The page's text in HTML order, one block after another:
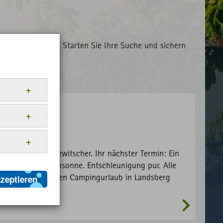
Urlaub. Starten Sie Ihre Suche und sichern
Vogelgezwitscher. Ihr nächster Termin: Ein
in der Morgensonne. Entschleunigung pur. Alle
für den nächsten Campingurlaub in Landsberg
Sie hier:
Anbieter
Website
Anbieter
Ihre
Anbieter